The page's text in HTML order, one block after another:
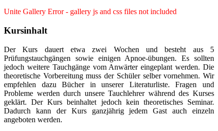
Unite Gallery Error - gallery js and css files not included
Kursinhalt
Der Kurs dauert etwa zwei Wochen und besteht aus 5
Prüfungstauchgängen sowie einigen Apnoe-übungen. Es sollten
jedoch weitere Tauchgänge vom Anwärter eingeplant werden. Die
theoretische Vorbereitung muss der Schüler selber vornehmen. Wir
empfehlen dazu Bücher in unserer Literaturliste. Fragen und
Probleme werden durch unsere Tauchlehrer während des Kurses
geklärt. Der Kurs beinhaltet jedoch kein theoretisches Seminar.
Dadurch kann der Kurs ganzjährig jedem Gast auch einzeln
angeboten werden.